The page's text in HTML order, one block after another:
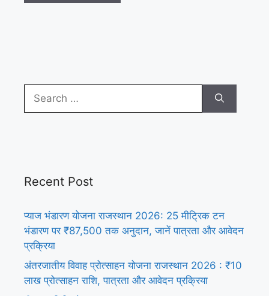
for:
Recent Post
प्याज भंडारण योजना राजस्थान 2026: 25 मीट्रिक टन
भंडारण पर ₹87,500 तक अनुदान, जानें पात्रता और आवेदन
प्रक्रिया
अंतरजातीय विवाह प्रोत्साहन योजना राजस्थान 2026 : ₹10
लाख प्रोत्साहन राशि, पात्रता और आवेदन प्रक्रिया